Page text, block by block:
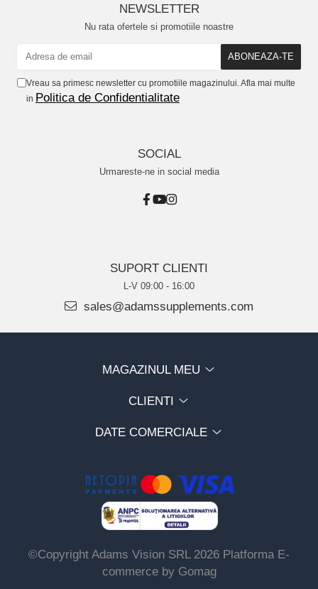
NEWSLETTER
Nu rata ofertele si promotiile noastre
Vreau sa primesc newsletter cu promotiile magazinului. Afla mai multe
in Politica de Confidentialitate
SOCIAL
Urmareste-ne in social media
SUPORT CLIENTI
L-V 09:00 - 16:00
sales@adamssupplements.com
MAGAZINUL MEU
CLIENTI
DATE COMERCIALE
©Copyright Adams Vision SRL 2026 Platforma E-
commerce by Gomag